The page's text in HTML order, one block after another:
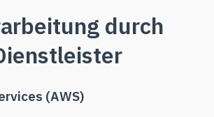
durch
(AWS)